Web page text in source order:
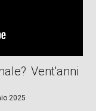
Vent'anni
2025